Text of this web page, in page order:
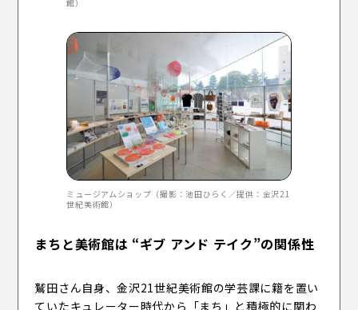
館）
ミュージアムショップ（撮影：池田ひらく／提供：金沢21
世紀美術館）
まちと美術館は “ギブ アンド テイク”の関係性
鷲田さん自身、金沢21世紀美術館の学芸課に籍を置い
ていたキュレーター時代から「まち」と積極的に関わ